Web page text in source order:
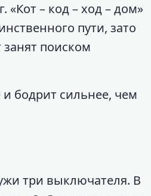
«Кот – код – ход – дом»
пути, зато
поиском
бодрит сильнее, чем
три выключателя. В